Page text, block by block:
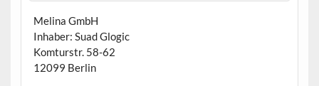
Melina GmbH
Inhaber: Suad Glogic
Komturstr. 58-62
12099 Berlin